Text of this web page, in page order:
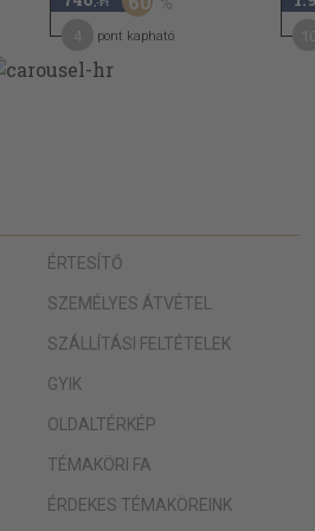
47
,-Ft
pont kapható
ÉRTESÍTŐ
SZEMÉLYES ÁTVÉTEL
SZÁLLÍTÁSI FELTÉTELEK
GYIK
OLDALTÉRKÉP
TÉMAKÖRI FA
ÉRDEKES TÉMAKÖREINK